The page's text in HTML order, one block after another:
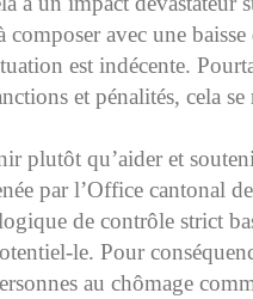
avec une
est indécente.
et pénalités, cela
plutôt qu’aider et
par l’Office cantonal
de contrôle strict
le. Pour
au chômage